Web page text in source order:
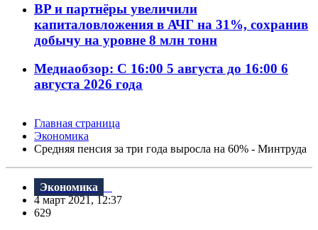
BP и партнёры увеличили
капиталовложения в АЧГ на 31%, сохранив
добычу на уровне 8 млн тонн
Медиаобзор: С 16:00 5 августа до 16:00 6
августа 2026 года
Главная страница
Экономика
Средняя пенсия за три года выросла на 60% - Минтруда
Экономика
4 март 2021, 12:37
629